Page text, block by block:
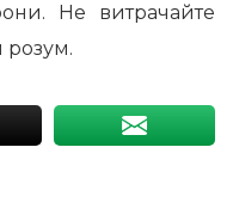
Не витрачайте